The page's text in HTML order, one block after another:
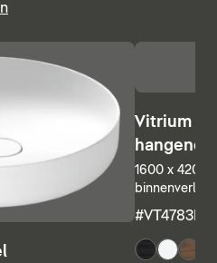
Vitrium
hangend
1600 x 420 x